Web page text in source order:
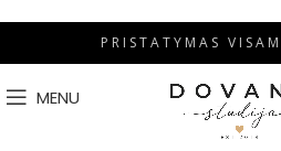
P R I S T A T Y M A S V I S A
MENU